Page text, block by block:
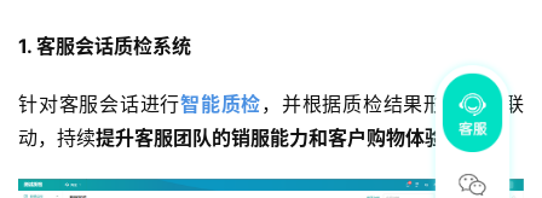
1. 客服会话质检系统
针对客服会话进行智能质检，并根据质检结果形成质培联
动，持续提升客服团队的销服能力和客户购物体验。